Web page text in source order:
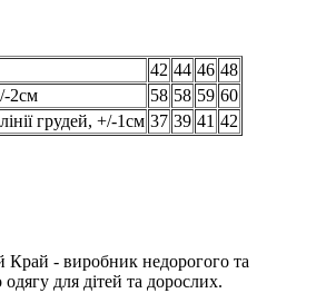
42 44 46 48
2см
58 58 59 60
грудей, +/-1см 37 39 41 42
Край - виробник недорогого та
для дітей та дорослих.